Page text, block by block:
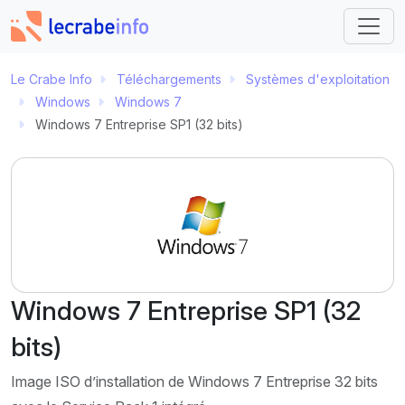
Le Crabe Info Téléchargements
Systèmes d'exploitation
Windows
Windows 7
Windows 7 Entreprise SP1 (32 bits)
Windows 7 Entreprise SP1 (32
bits)
Image ISO d’installation de Windows 7 Entreprise 32 bits